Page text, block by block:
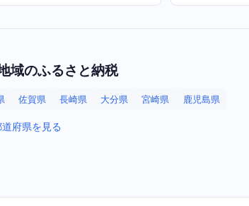
域のふるさと納税
佐賀県 長崎県 大分県 宮崎県 鹿児島県
府県を見る